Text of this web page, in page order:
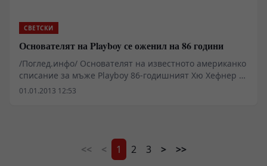
СВЕТСКИ
Основателят на Playboy се оженил на 86 години
/Поглед.инфо/ Основателят на известното американко
списание за мъже Playboy 86-годишният Хю Хефнер и
26-годишната му невеста, фотомоделът Кристал
01.01.2013 12:53
<< < 1 2 3 > >>